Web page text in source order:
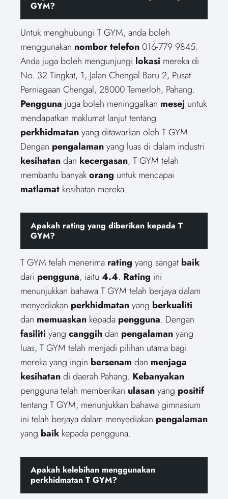
GYM?
Untuk menghubungi T GYM, anda boleh
menggunakan nombor telefon016-779 9845.
Anda juga boleh mengunjungi lokasi mereka di
No. 32 Tingkat, 1, Jalan Chengal Baru 2, Pusat
Perniagaan Chengal, 28000 Temerloh, Pahang.
Pengguna juga boleh meninggalkan mesej untuk
mendapatkan maklumat lanjut tentang
perkhidmatanyang ditawarkan oleh T GYM.
Dengan pengalamanyang luas di dalam industri
kesihatandan kecergasan, T GYM telah
membantu banyakorang untuk mencapai
matlamat kesihatan mereka.
Apakah rating yang diberikan kepada T
GYM?
T GYM telah menerima rating yang sangat baik
dari pengguna, iaitu 4.4. Rating ini
menunjukkan bahawa T GYM telah berjaya dalam
menyediakan perkhidmatanyang berkualiti
dan memuaskan kepada pengguna. Dengan
fasiliti yang canggihdan pengalamanyang
luas, T GYM telah menjadi pilihan utama bagi
mereka yang ingin bersenam dan menjaga
kesihatandi daerah Pahang. Kebanyakan
pengguna telah memberikan ulasanyang positif
tentang T GYM, menunjukkan bahawa gimnasium
ini telah berjaya dalam menyediakan pengalaman
yang baik kepada pengguna.
Apakah kelebihan menggunakan
perkhidmatan T GYM?